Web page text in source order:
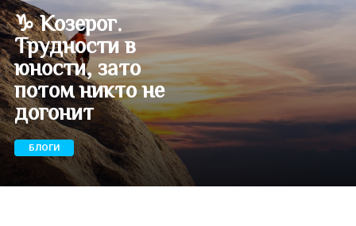
♑ Козерог.
Трудности в
юности, зато
потом никто не
догонит
БЛОГИ